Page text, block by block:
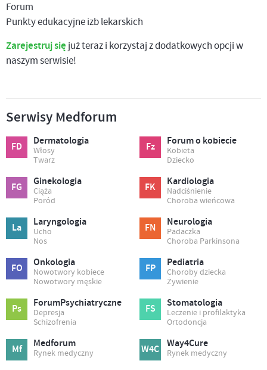
Forum
Punkty edukacyjne izb lekarskich
Zarejestruj się już teraz i korzystaj z dodatkowych opcji w
naszym serwisie!
Serwisy Medforum
FD Dermatologia
Włosy
Twarz
Fz Forum o kobiecie
Kobieta
Dziecko
FG Ginekologia
Ciąża
Poród
FK Kardiologia
Nadciśnienie
Choroba wieńcowa
La Laryngologia
Ucho
Nos
FN Neurologia
Padaczka
Choroba Parkinsona
FO Onkologia
Nowotwory kobiece
Nowotwory męskie
FP Pediatria
Choroby dziecka
Żywienie
Ps ForumPsychiatryczne
Depresja
Schizofrenia
FS Stomatologia
Leczenie i profilaktyka
Ortodoncja
Mf Medforum
Rynek medyczny W4C Way4Cure
Rynek medyczny